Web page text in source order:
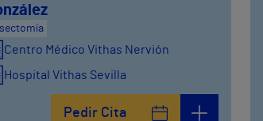
Centro Médico Vithas Nervión
Hospital Vithas Sevilla
Pedir Cita